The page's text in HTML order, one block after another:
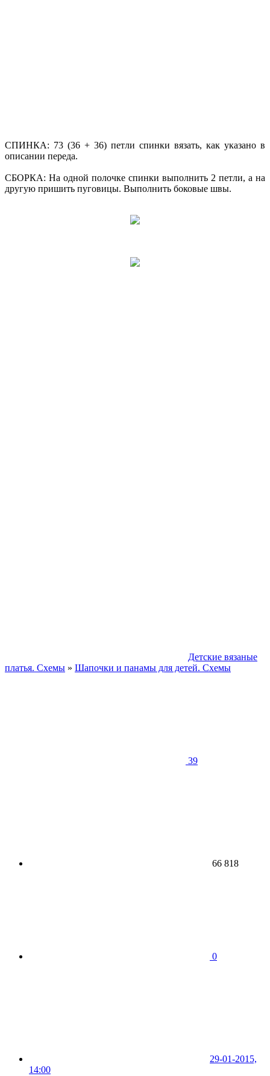
СПИНКА: 73 (36 + 36) петли спинки вязать, как указано в
описании переда.
СБОРКА: На одной полочке спинки выполнить 2 петли, а на
другую пришить пуговицы. Выполнить боковые швы.
Детские вязаные
платья. Схемы » Шапочки и панамы для детей. Схемы
39
66 818
0
29-01-2015,
14:00